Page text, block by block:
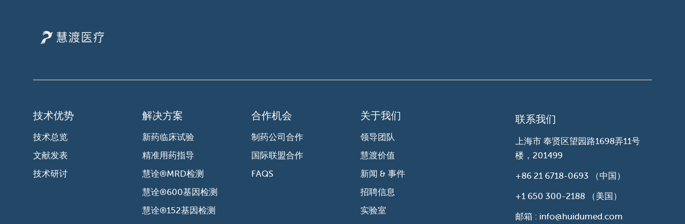
技术优势
技术总览
文献发表
技术研讨
解决方案
新药临床试验
精准用药指导
慧诠®MRD检测
慧诠®600基因检测
慧诠®152基因检测
合作机会
制药公司合作
国际联盟合作
FAQS
关于我们
领导团队
慧渡价值
新闻 & 事件
招聘信息
实验室
联系我们
上海市 奉贤区望园路1698弄11号
楼，201499
+86 21 6718-0693 （中国）
+1 650 300-2188（美国）
邮箱 : info@huidumed.com